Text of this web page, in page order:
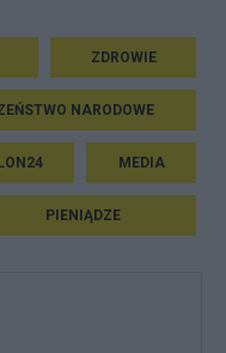
ZDROWIE
NARODOWE
MEDIA
PIENIĄDZE